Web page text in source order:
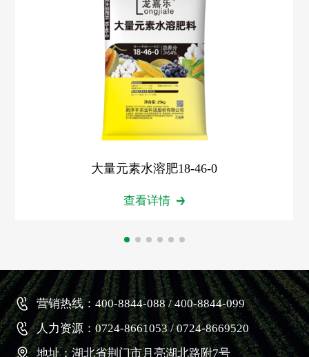
大量元素水溶肥18-46-0
查看详情
营销热线：400-8844-088 / 400-8844-099
人力资源：0724-8661053 / 0724-8669520
地址：湖北省荆门市月亮湖北路附7号